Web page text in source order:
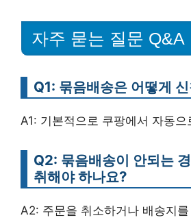
자주 묻는 질문 Q&A
Q1: 묶음배송은 어떻게
A1: 기본적으로 쿠팡에서 자동으
Q2: 묶음배송이 안되는
취해야 하나요?
A2: 주문을 취소하거나 배송지